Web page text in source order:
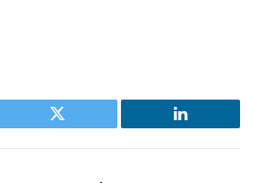
Twitter LinkedIn